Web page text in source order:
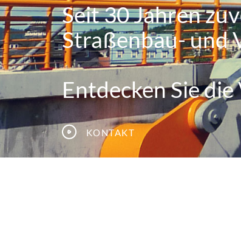
Seit 30 Jahren
Straßenbau- und
Entdecken Sie
Kontakt